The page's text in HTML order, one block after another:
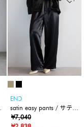
ENↃ
satin easy pants / サテン
イージーパンツ
¥7,040